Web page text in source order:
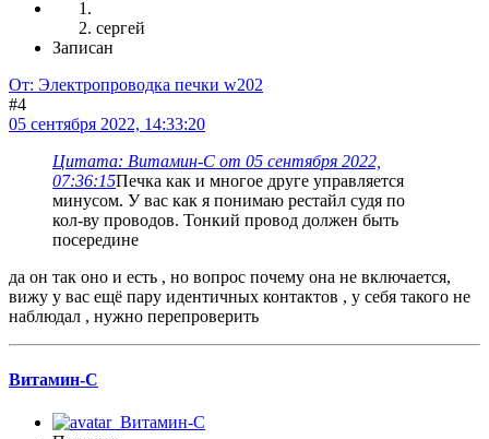
сергей
Записан
От: Электропроводка печки w202
#4
05 сентября 2022, 14:33:20
Цитата: Витамин-С от 05 сентября 2022,
07:36:15Печка как и многое друге управляется
минусом. У вас как я понимаю рестайл судя по
кол-ву проводов. Тонкий провод должен быть
посередине
да он так оно и есть , но вопрос почему она не включается,
вижу у вас ещё пару идентичных контактов , у себя такого не
наблюдал , нужно перепроверить
Витамин-С